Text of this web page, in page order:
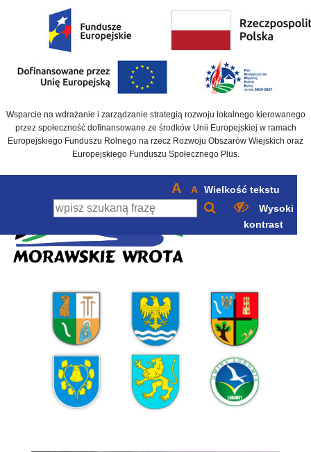
Wsparcie na wdrażanie i zarządzanie strategią rozwoju lokalnego kierowanego
przez społeczność dofinansowane ze środków Unii Europejskiej w ramach
Europejskiego Funduszu Rolnego na rzecz Rozwoju Obszarów Wiejskich oraz
Europejskiego Funduszu Społecznego Plus.
A A Wielkość tekstu
Wysoki
kontrast